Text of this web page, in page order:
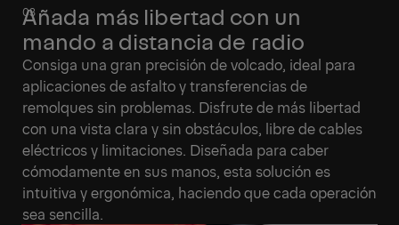
Añada más libertad con un
mando a distancia de radio
Consiga una gran precisión de volcado, ideal para
aplicaciones de asfalto y transferencias de
remolques sin problemas. Disfrute de más libertad
con una vista clara y sin obstáculos, libre de cables
eléctricos y limitaciones. Diseñada para caber
cómodamente en sus manos, esta solución es
intuitiva y ergonómica, haciendo que cada operación
sea sencilla.